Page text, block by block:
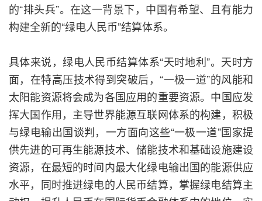
的“排头兵”。在这一背景下，中国有希望、且有能力
构建全新的“绿电人民币”结算体系。
具体来说，绿电人民币结算体系“天时地利”。天时方
面，在特高压技术得到突破后，“一极一道”的风能和
太阳能资源将会成为各国应用的重要资源。中国应发
挥大国作用，主导世界能源互联网体系的构建，积极
与绿电输出国谈判，一方面向这些“一极一道”国家提
供先进的可再生能源技术、储能技术和基础设施建设
资源，在最短的时间内最大化绿电输出国的能源供应
水平，同时推进绿电的人民币结算，掌握绿电结算主